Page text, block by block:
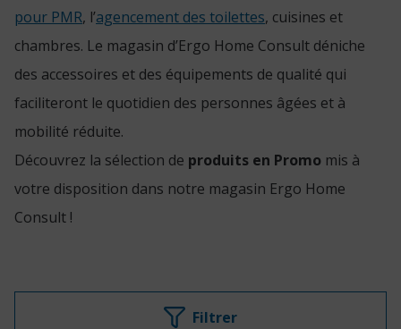
pour PMR, l’agencement des toilettes, cuisines et
chambres. Le magasin d’Ergo Home Consult déniche
des accessoires et des équipements de qualité qui
faciliteront le quotidien des personnes âgées et à
mobilité réduite.
Découvrez la sélection de produits en Promo mis à
votre disposition dans notre magasin Ergo Home
Consult !